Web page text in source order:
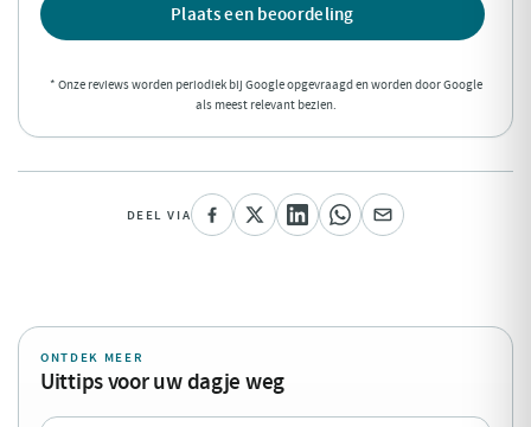
Plaats een beoordeling
* Onze reviews worden periodiek bij Google opgevraagd en worden door Google
als meest relevant bezien.
DEEL VIA
ONTDEK MEER
Uittips voor uw dagje weg